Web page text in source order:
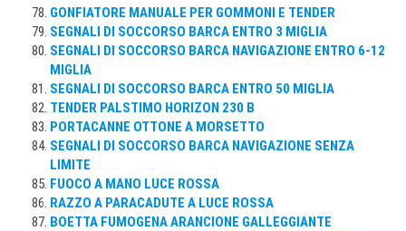
GONFIATORE MANUALE PER GOMMONI E TENDER
SEGNALI DI SOCCORSO BARCA ENTRO 3 MIGLIA
SEGNALI DI SOCCORSO BARCA NAVIGAZIONE ENTRO 6-12
MIGLIA
SEGNALI DI SOCCORSO BARCA ENTRO 50 MIGLIA
TENDER PALSTIMO HORIZON 230 B
PORTACANNE OTTONE A MORSETTO
SEGNALI DI SOCCORSO BARCA NAVIGAZIONE SENZA
LIMITE
FUOCO A MANO LUCE ROSSA
RAZZO A PARACADUTE A LUCE ROSSA
BOETTA FUMOGENA ARANCIONE GALLEGGIANTE